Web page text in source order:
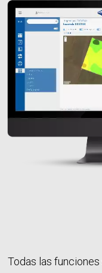
Todas las